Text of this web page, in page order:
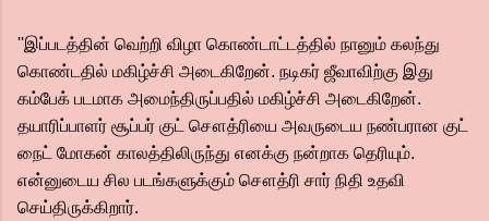
''இப்படத்தின் வெற்றி விழா கொண்டாட்டத்தில் நானும் கலந்து
கொண்டதில் மகிழ்ச்சி அடைகிறேன். நடிகர் ஜீவாவிற்கு இது
கம்பேக் படமாக அமைந்திருப்பதில் மகிழ்ச்சி அடைகிறேன்.
தயாரிப்பாளர் சூப்பர் குட் சௌத்ரியை அவருடைய நண்பரான குட்
நைட் மோகன் காலத்திலிருந்து எனக்கு நன்றாக தெரியும்.
என்னுடைய சில படங்களுக்கும் சௌத்ரி சார் நிதி உதவி
செய்திருக்கிறார்.